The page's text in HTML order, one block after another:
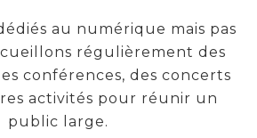
au numérique mais pas
régulièrement des
conférences, des concerts
activités pour réunir un
public large.